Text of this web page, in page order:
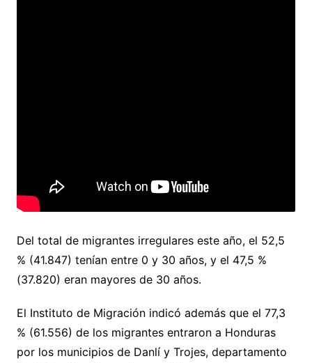
Del total de migrantes irregulares este año, el 52,5
% (41.847) tenían entre 0 y 30 años, y el 47,5 %
(37.820) eran mayores de 30 años.
El Instituto de Migración indicó además que el 77,3
% (61.556) de los migrantes entraron a Honduras
por los municipios de Danlí y Trojes, departamento